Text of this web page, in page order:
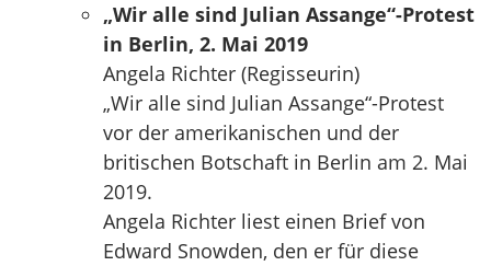
„Wir alle sind Julian Assange“-Protest
in Berlin, 2. Mai 2019
Angela Richter (Regisseurin)
„Wir alle sind Julian Assange“-Protest
vor der amerikanischen und der
britischen Botschaft in Berlin am 2. Mai
2019.
Angela Richter liest einen Brief von
Edward Snowden, den er für diese